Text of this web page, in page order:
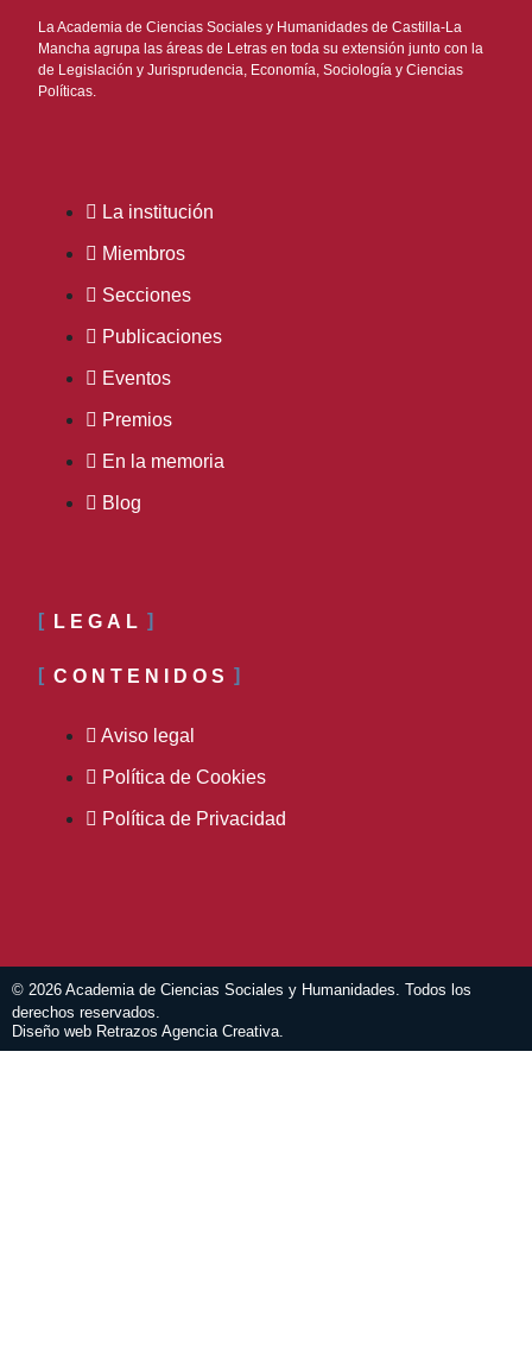
La Academia de Ciencias Sociales y Humanidades de Castilla-La
Mancha agrupa las áreas de Letras en toda su extensión junto con la
de Legislación y Jurisprudencia, Economía, Sociología y Ciencias
Políticas.
La institución
Miembros
Secciones
Publicaciones
Eventos
Premios
En la memoria
Blog
LEGAL
CONTENIDOS
Aviso legal
Política de Cookies
Política de Privacidad
© 2026 Academia de Ciencias Sociales y Humanidades. Todos los
derechos reservados.
Diseño web Retrazos Agencia Creativa.